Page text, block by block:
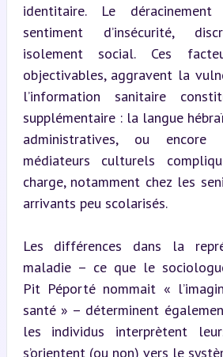
identitaire. Le
sentiment d’insécurité,
isolement social. Ces
objectivables, aggravent la
l’information sanitaire
supplémentaire : la langue
administratives, ou
médiateurs culturels
charge, notamment chez les
arrivants peu scolarisés.
Les différences dans la
maladie – ce que le
Pit Péporté nommait «
santé » – déterminent
les individus interprètent
s’orientent (ou non) vers le